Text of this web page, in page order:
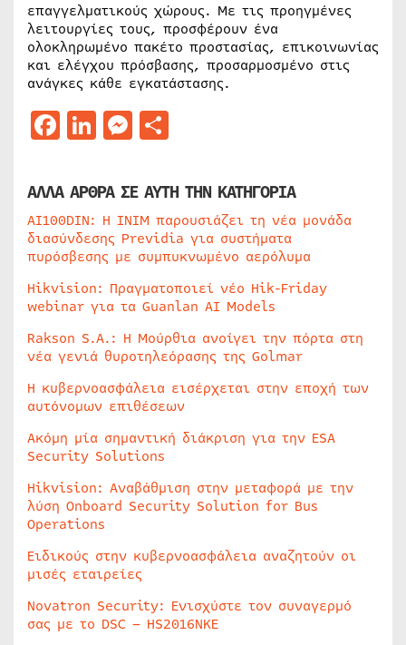
επαγγελματικούς χώρους. Με τις προηγμένες
λειτουργίες τους, προσφέρουν ένα
ολοκληρωμένο πακέτο προστασίας, επικοινωνίας
και ελέγχου πρόσβασης, προσαρμοσμένο στις
ανάγκες κάθε εγκατάστασης.
Facebook
LinkedIn
Messenger
ΑΛΛΑ ΑΡΘΡΑ ΣΕ ΑΥΤΗ ΤΗΝ ΚΑΤΗΓΟΡΙΑ
AI100DIN: Η INIM παρουσιάζει τη νέα μονάδα
διασύνδεσης Previdia για συστήματα
πυρόσβεσης με συμπυκνωμένο αερόλυμα
Hikvision: Πραγματοποιεί νέο Hik-Friday
webinar για τα Guanlan AI Models
Rakson S.A.: Η Μούρθια ανοίγει την πόρτα στη
νέα γενιά θυροτηλεόρασης της Golmar
Η κυβερνοασφάλεια εισέρχεται στην εποχή των
αυτόνομων επιθέσεων
Ακόμη μία σημαντική διάκριση για την ESA
Security Solutions
Hikvision: Αναβάθμιση στην μεταφορά με την
λύση Onboard Security Solution for Bus
Operations
Ειδικούς στην κυβερνοασφάλεια αναζητούν οι
μισές εταιρείες
Novatron Security: Ενισχύστε τον συναγερμό
σας με το DSC – HS2016NKE